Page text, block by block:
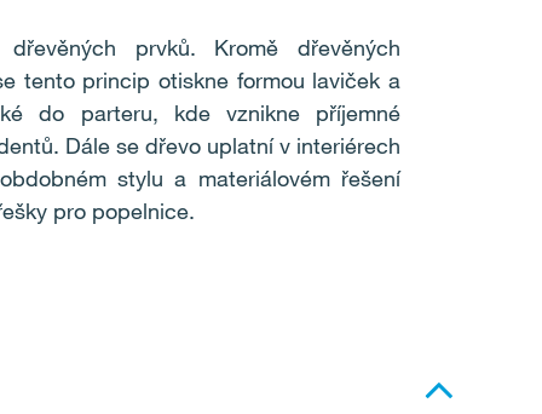
prvků. Kromě dřevěných
tento princip otiskne formou laviček a
do parteru, kde vznikne příjemné
Dále se dřevo uplatní v interiérech
stylu a materiálovém řešení
pro popelnice.